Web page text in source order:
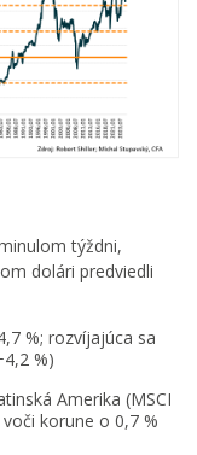
týždni,
dolári predviedli
%; rozvíjajúca sa
%)
Amerika (MSCI
korune o 0,7 %